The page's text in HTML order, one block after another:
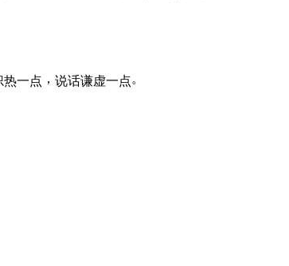
一点 ， 说话谦虚一点。